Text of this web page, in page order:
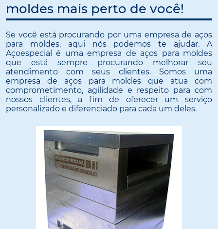
moldes mais perto de você!
Se você está procurando por uma empresa de aços
para moldes, aqui nós podemos te ajudar. A
Açoespecial é uma empresa de aços para moldes
que está sempre procurando melhorar seu
atendimento com seus clientes. Somos uma
empresa de aços para moldes que atua com
comprometimento, agilidade e respeito para com
nossos clientes, a fim de oferecer um serviço
personalizado e diferenciado para cada um deles.